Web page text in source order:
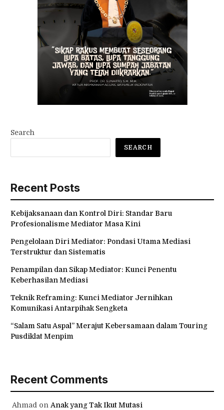
Search
SEARCH
Recent Posts
Kebijaksanaan dan Kontrol Diri: Standar Baru
Profesionalisme Mediator Masa Kini
Pengelolaan Diri Mediator: Pondasi Utama Mediasi
Terstruktur dan Sistematis
Penampilan dan Sikap Mediator: Kunci Penentu
Keberhasilan Mediasi
Teknik Reframing: Kunci Mediator Jernihkan
Komunikasi Antarpihak Sengketa
“Salam Satu Aspal” Merajut Kebersamaan dalam Touring
Pusdiklat Menpim
Recent Comments
Ahmad on Anak yang Tak Ikut Mutasi